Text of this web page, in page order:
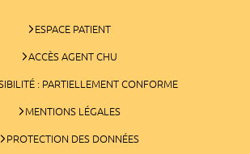
ESPACE PATIENT
ACCÈS AGENT CHU
: PARTIELLEMENT CONFORME
MENTIONS LÉGALES
PROTECTION DES DONNÉES